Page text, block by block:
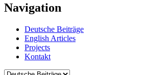
Navigation
Deutsche Beiträge
English Articles
Projects
Kontakt